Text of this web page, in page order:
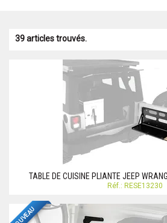
39 articles trouvés.
TABLE DE CUISINE PLIANTE JEEP
Réf.: RESE13230